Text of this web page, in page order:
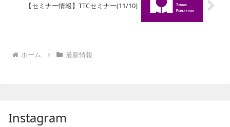
【セミナー情報】TTCセミナー(11/10)
ホーム 最新情報
Instagram